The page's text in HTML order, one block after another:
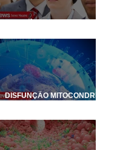
DISFUNÇÃO MITOCONDRIAL